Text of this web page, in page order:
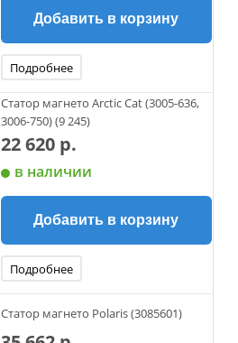
Добавить в корзину
Подробнее
Статор магнето Arctic Cat (3005-636,
3006-750) (9 245)
22 620 р.
в наличии
Добавить в корзину
Подробнее
Статор магнето Polaris (3085601)